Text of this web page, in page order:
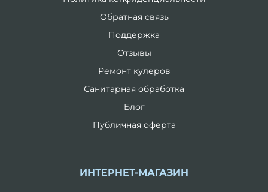
Обратная связь
Поддержка
Отзывы
Ремонт кулеров
Санитарная обработка
Блог
Публичная оферта
ИНТЕРНЕТ-МАГАЗИН